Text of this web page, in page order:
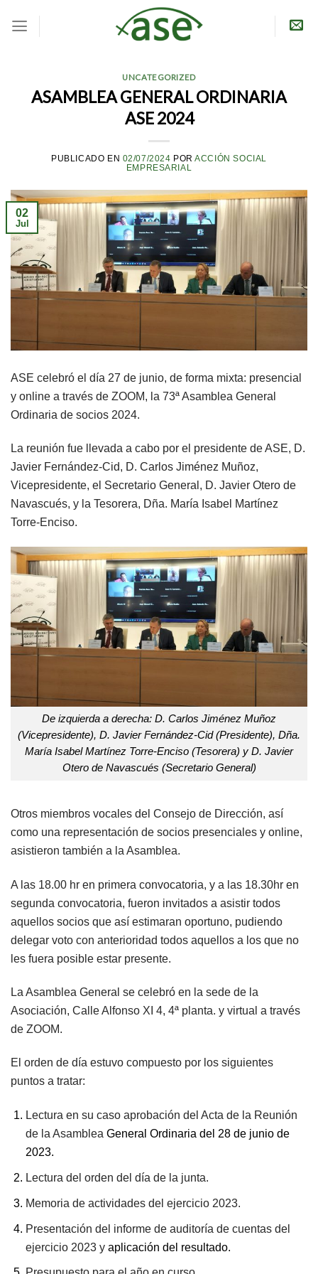
UNCATEGORIZED
ASAMBLEA GENERAL ORDINARIA
ASE 2024
PUBLICADO EN 02/07/2024 PORACCIÓN SOCIAL
EMPRESARIAL
02
Jul
ASE celebró el día 27 de junio, de forma mixta: presencial
y online a través de ZOOM, la 73ª Asamblea General
Ordinaria de socios 2024.
La reunión fue llevada a cabo por el presidente de ASE, D.
Javier Fernández-Cid, D. Carlos Jiménez Muñoz,
Vicepresidente, el Secretario General, D. Javier Otero de
Navascués, y la Tesorera, Dña. María Isabel Martínez
Torre-Enciso.
De izquierda a derecha: D. Carlos Jiménez Muñoz
(Vicepresidente), D. Javier Fernández-Cid (Presidente), Dña.
María Isabel Martínez Torre-Enciso (Tesorera) y D. Javier
Otero de Navascués (Secretario General)
Otros miembros vocales del Consejo de Dirección, así
como una representación de socios presenciales y online,
asistieron también a la Asamblea.
A las 18.00 hr en primera convocatoria, y a las 18.30hr en
segunda convocatoria, fueron invitados a asistir todos
aquellos socios que así estimaran oportuno, pudiendo
delegar voto con anterioridad todos aquellos a los que no
les fuera posible estar presente.
La Asamblea General se celebró en la sede de la
Asociación, Calle Alfonso XI 4, 4ª planta. y virtual a través
de ZOOM.
El orden de día estuvo compuesto por los siguientes
puntos a tratar:
Lectura en su caso aprobación del Acta de la Reunión
de la AsambleaGeneral Ordinaria del 28 de junio de
2023.
Lectura del orden del día de la junta.
Memoria de actividades del ejercicio 2023.
Presentación del informe de auditoría de cuentas del
ejercicio 2023 yaplicación del resultado.